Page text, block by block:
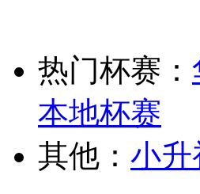
热门杯赛：
本地杯赛
其他： 小升